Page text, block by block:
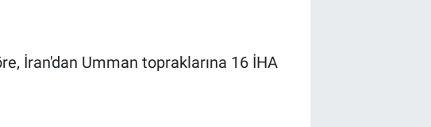
İran'dan Umman topraklarına 16 İHA